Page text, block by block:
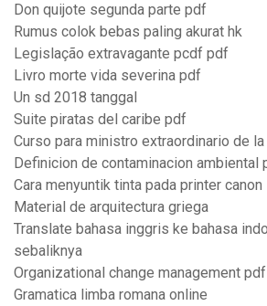
Don quijote segunda parte pdf
Rumus colok bebas paling akurat hk
Legislação extravagante pcdf pdf
Livro morte vida severina pdf
Un sd 2018 tanggal
Suite piratas del caribe pdf
Curso para ministro extraordinario de
Definicion de contaminacion ambiental
Cara menyuntik tinta pada printer canon
Material de arquitectura griega
Translate bahasa inggris ke bahasa
sebaliknya
Organizational change management pdf
Gramatica limba romana online